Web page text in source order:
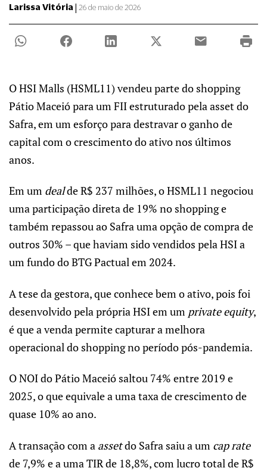
Larissa Vitória | 26 de maio de 2026
O HSI Malls (HSML11) vendeu parte do shopping
Pátio Maceió para um FII estruturado pela asset do
Safra, em um esforço para destravar o ganho de
capital com o crescimento do ativo nos últimos
anos.
Em um dealde R$ 237 milhões, o HSML11 negociou
uma participação direta de 19% no shopping e
também repassou ao Safra uma opção de compra de
outros 30% – que haviam sido vendidos pela HSI a
um fundo do BTG Pactual em 2024.
A tese da gestora, que conhece bem o ativo, pois foi
desenvolvido pela própria HSI em um private equity,
é que a venda permite capturar a melhora
operacional do shopping no período pós-pandemia.
O NOI do Pátio Maceió saltou 74% entre 2019 e
2025, o que equivale a uma taxa de crescimento de
quase 10% ao ano.
A transação com a assetdo Safra saiu a um cap rate
de 7,9% e a uma TIR de 18,8%, com lucro total de R$